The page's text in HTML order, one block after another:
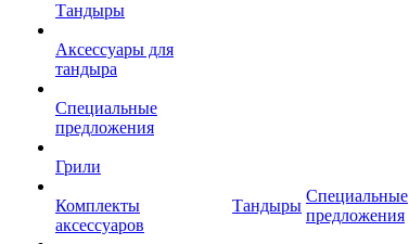
Тандыры
Аксессуары для
тандыра
Специальные
предложения
Грили
Комплекты
аксессуаров
Тандыры
Специальные
предложения